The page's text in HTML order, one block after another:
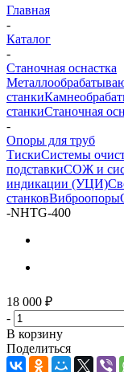
Главная
-
Каталог
-
Станочная оснастка
станки
станкиСтаночная
-
Опоры для труб
ТискиСистемы
подставкиСОЖ и
индикации (УЦИ)
станковВиброопоры
-NHTG-400
18 000 ₽
-
В корзину
Поделиться